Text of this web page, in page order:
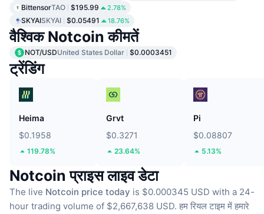
BittensorTAO $195.99 2.78%
SKYAISKYAI $0.05491 18.76%
वैश्विक Notcoin कीमतें
NOT/USDUnited States Dollar $0.0003451
ट्रेंडिंग
Heima
$0.1958
119.78%
Grvt
$0.3271
23.64%
Pi
$0.08807
5.13%
Notcoin प्राइस लाइव डेटा
The live Notcoin price today is $0.000345 USD with a 24-
hour trading volume of $2,667,638 USD. हम रियल टाइम में हमारे